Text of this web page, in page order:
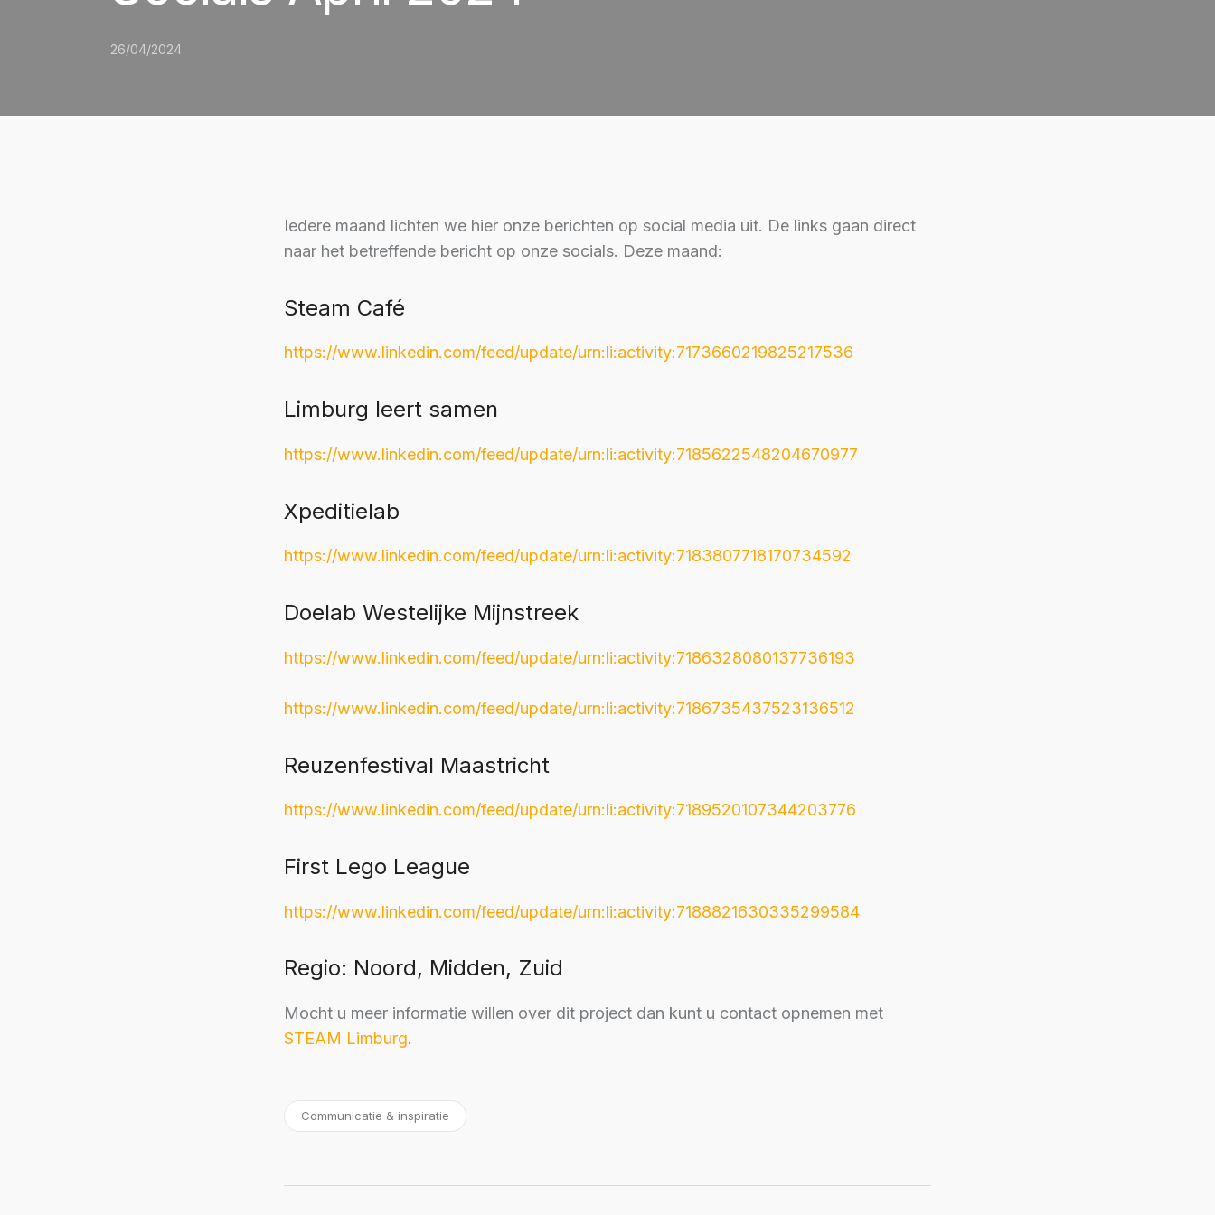
26/04/2024
Iedere maand lichten we hier onze berichten op social media uit. De links gaan direct
naar het betreffende bericht op onze socials. Deze maand:
Steam Café
https://www.linkedin.com/feed/update/urn:li:activity:7173660219825217536
Limburg leert samen
https://www.linkedin.com/feed/update/urn:li:activity:7185622548204670977
Xpeditielab
https://www.linkedin.com/feed/update/urn:li:activity:7183807718170734592
Doelab Westelijke Mijnstreek
https://www.linkedin.com/feed/update/urn:li:activity:7186328080137736193
https://www.linkedin.com/feed/update/urn:li:activity:7186735437523136512
Reuzenfestival Maastricht
https://www.linkedin.com/feed/update/urn:li:activity:7189520107344203776
First Lego League
https://www.linkedin.com/feed/update/urn:li:activity:7188821630335299584
Regio: Noord, Midden, Zuid
Mocht u meer informatie willen over dit project dan kunt u contact opnemen met
STEAM Limburg.
Communicatie & inspiratie